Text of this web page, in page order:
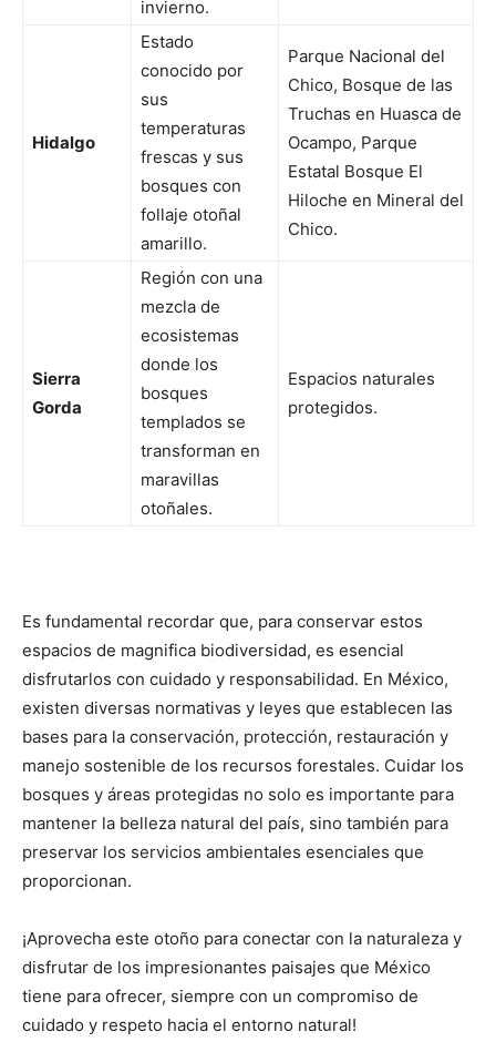
invierno.
Hidalgo
Estado
conocido por
sus
temperaturas
frescas y sus
bosques con
follaje otoñal
amarillo.
Parque Nacional del
Chico, Bosque de las
Truchas en Huasca de
Ocampo, Parque
Estatal Bosque El
Hiloche en Mineral del
Chico.
Sierra
Gorda
Región con una
mezcla de
ecosistemas
donde los
bosques
templados se
transforman en
maravillas
otoñales.
Espacios naturales
protegidos.
Es fundamental recordar que, para conservar estos
espacios de magnifica biodiversidad, es esencial
disfrutarlos con cuidado y responsabilidad. En México,
existen diversas normativas y leyes que establecen las
bases para la conservación, protección, restauración y
manejo sostenible de los recursos forestales. Cuidar los
bosques y áreas protegidas no solo es importante para
mantener la belleza natural del país, sino también para
preservar los servicios ambientales esenciales que
proporcionan.
¡Aprovecha este otoño para conectar con la naturaleza y
disfrutar de los impresionantes paisajes que México
tiene para ofrecer, siempre con un compromiso de
cuidado y respeto hacia el entorno natural!